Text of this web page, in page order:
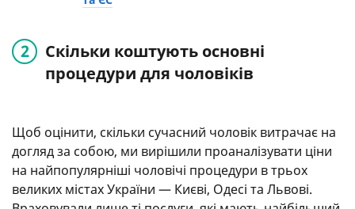
Скільки коштують основні
процедури для чоловіків
Щоб оцінити, скільки сучасний чоловік витрачає на
догляд за собою, ми вирішили проаналізувати ціни
на найпопулярніші чоловічі процедури в трьох
великих містах України — Києві, Одесі та Львові.